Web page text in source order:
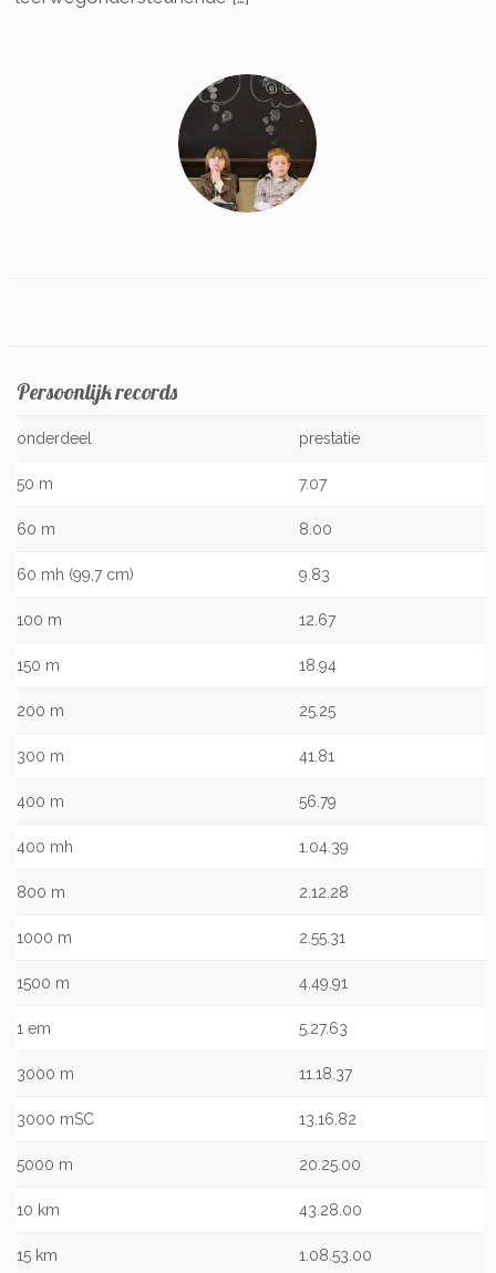
Persoonlijk records
onderdeel prestatie
50 m 7.07
60 m 8.00
60 mh (99,7 cm) 9.83
100 m 12.67
150 m 18.94
200 m 25.25
300 m 41.81
400 m 56.79
400 mh 1.04.39
800 m 2.12.28
1000 m 2.55.31
1500 m 4.49.91
1 em 5.27.63
3000 m 11.18.37
3000 mSC 13.16.82
5000 m 20.25.00
10 km 43.28.00
15 km 1.08.53.00